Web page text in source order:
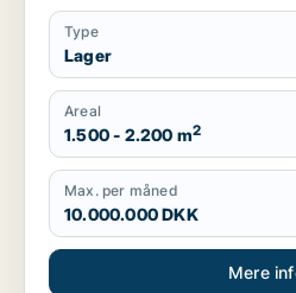
Type
Lager
Areal
1.500 - 2.200 m2
Max. per måned
10.000.000 DKK
Mere